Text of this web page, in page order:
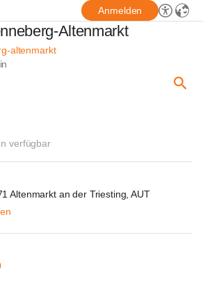
Anmelden
Altenmarkt
altenmarkt
verfügbar
Altenmarkt an der Triesting, AUT